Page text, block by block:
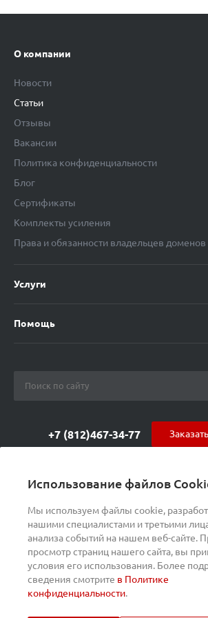
Использование файлов
Мы используем файлы cookie,
нашими специалистами и третьими
анализа событий на нашем веб-сайте.
просмотр страниц нашего сайта, вы
условия его использования. Более
сведения смотрите в Политике
конфиденциальности.
О компании
Новости
Статьи
Отзывы
Вакансии
Политика конфиденциальности
Блог
Сертификаты
Комплекты усиления
Права и обязанности владельцев доменов
Услуги
Помощь
+7 (812)467-34-77
ул. Курчатова 9 (БЦ